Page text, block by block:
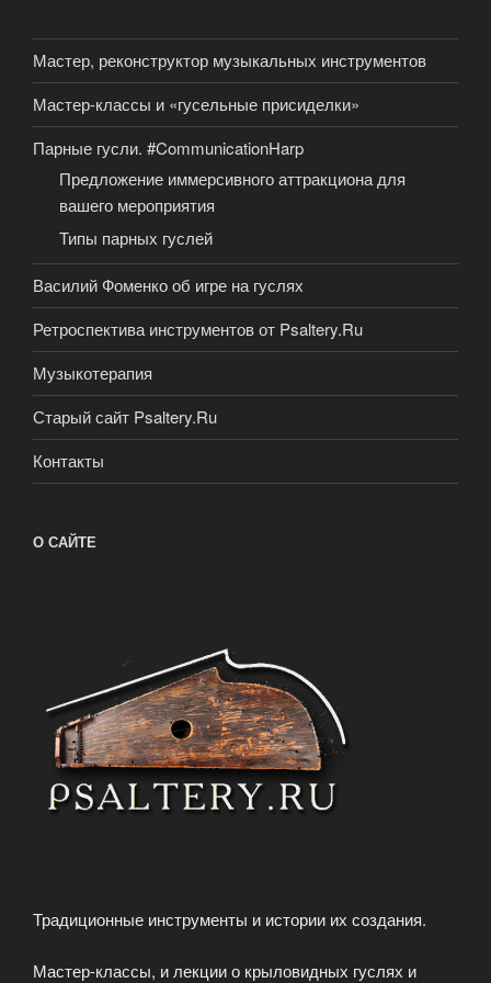
Мастер, реконструктор музыкальных инструментов
Мастер-классы и «гусельные присиделки»
Парные гусли. #CommunicationHarp
Предложение иммерсивного аттракциона для
вашего мероприятия
Типы парных гуслей
Василий Фоменко об игре на гуслях
Ретроспектива инструментов от Psaltery.Ru
Музыкотерапия
Старый сайт Psaltery.Ru
Контакты
О САЙТЕ
Традиционные инструменты и истории их создания.
Мастер-классы, и лекции о крыловидных гуслях и